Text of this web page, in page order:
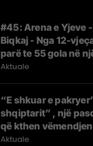
#45: Arena e Yjeve
Biqkaj - Nga 12-
parë te 55 gola në
Aktuale
“E shkuar e
shqiptarit” , një
që kthen
Aktuale